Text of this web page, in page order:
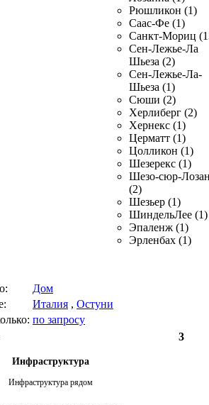
Рюшликон (1)
Саас-Фе (1)
Санкт-Мориц
Сен-Лежье-Ла
Шьеза (2)
Сен-Лежье-Ла-
Шьеза (1)
Сюши (2)
Херлиберг (2)
Хернекс (1)
Церматт (1)
Цолликон (1)
Шезерекс (1)
Шезо-сюр-
(2)
Шезьер (1)
ШиндельЛее (1)
Эпаленж (1)
Эрленбах (1)
Дом
Италия , Остуни
по запросу
3
Инфраструктура
Инфраструктура рядом